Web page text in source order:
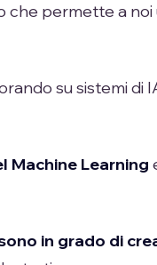
che permette a noi
su sistemi di
Machine Learning
in grado di